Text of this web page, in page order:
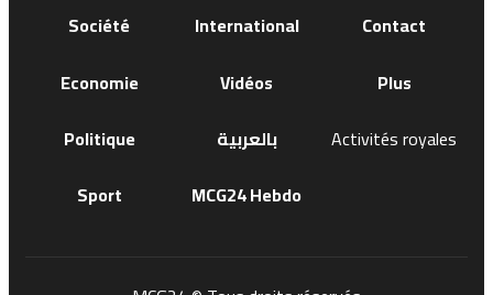
Société
Economie
Politique
Sport
International
Vidéos
بالعربية
MCG24 Hebdo
Contact
Plus
Activités royales